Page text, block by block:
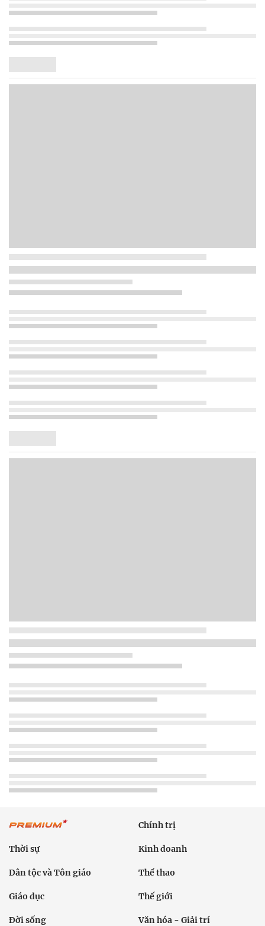
Chính trị
Thời sự Kinh doanh
Dân tộc và Tôn giáo Thể thao
Giáo dục Thế giới
Đời sống Văn hóa - Giải trí